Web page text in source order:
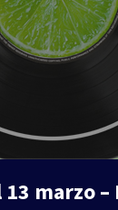
marzo –